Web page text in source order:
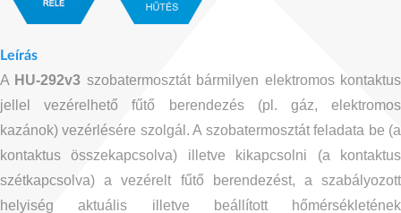
Leírás
A HU-292v3 szobatermosztát bármilyen elektromos kontaktus
jellel vezérelhető fűtő berendezés (pl. gáz, elektromos
kazánok) vezérlésére szolgál. A szobatermosztát feladata be (a
kontaktus összekapcsolva) illetve kikapcsolni (a kontaktus
szétkapcsolva) a vezérelt fűtő berendezést, a szabályozott
helyiség aktuális illetve beállított hőmérsékletének